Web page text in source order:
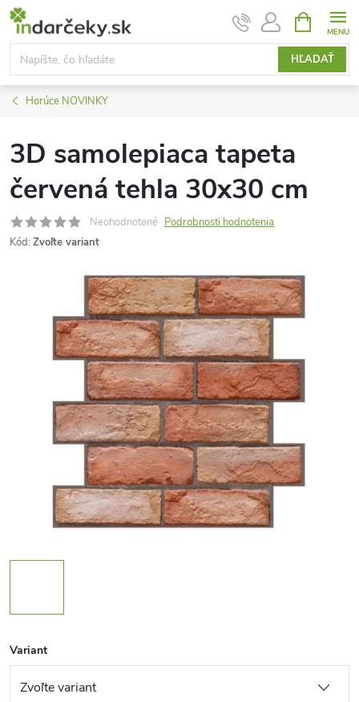
Prejsť
obsah
HĽADAŤ
KOŠÍK
Horúce NOVINKY
3D samolepiaca tapeta
červená tehla 30x30 cm
Neohodnotené Podrobnosti hodnotenia
Kód: Zvoľte variant
Variant